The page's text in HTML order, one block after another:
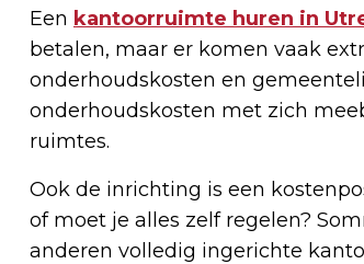
Een kantoorruimte huren in
betalen, maar er komen vaak
onderhoudskosten en
onderhoudskosten met zich
ruimtes.
Ook de inrichting is een
of moet je alles zelf regelen?
anderen volledig ingerichte